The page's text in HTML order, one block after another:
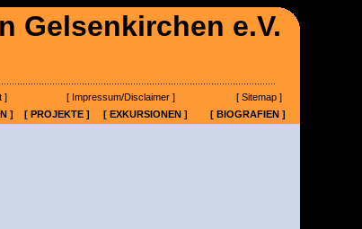
Gelsenkirchen e.V.
] [ Impressum/Disclaimer ]
[ Sitemap ]
] [ PROJEKTE ] [ EXKURSIONEN ] [ BIOGRAFIEN ]